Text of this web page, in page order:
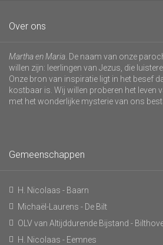
Over ons
Martha en Maria . De naam van onze
willen zijn: leerlingen van Jezus, die
Onze bron van inspiratie ligt in het besef
kostbaar is. Wij willen proberen het leven
met het wonderlijke mysterie van ons
Gemeenschappen
H. Nicolaas - Baarn
Michaël-Laurens - De Bilt
OLV van Altijddurende Bijstand -
H. Nicolaas - Eemnes